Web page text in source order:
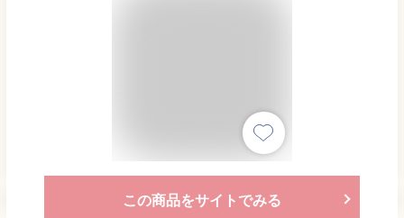
この商品をサイトでみる